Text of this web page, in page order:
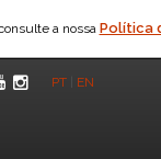
a nossa Política
YouTube
PT EN